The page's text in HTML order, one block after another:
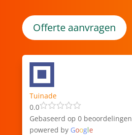
Offerte aanvragen
Tuinade
0.0
Gebaseerd op 0 beoordelingen
powered by Google